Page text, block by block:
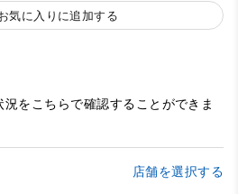
気に入りに追加する
をこちらで確認することができま
店舗を選択する